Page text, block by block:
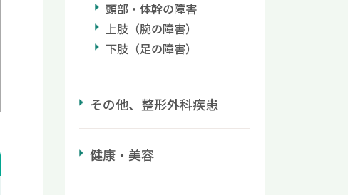
頭部・体幹の障害
上肢（腕の障害）
下肢（足の障害）
その他、整形外科疾患
健康・美容